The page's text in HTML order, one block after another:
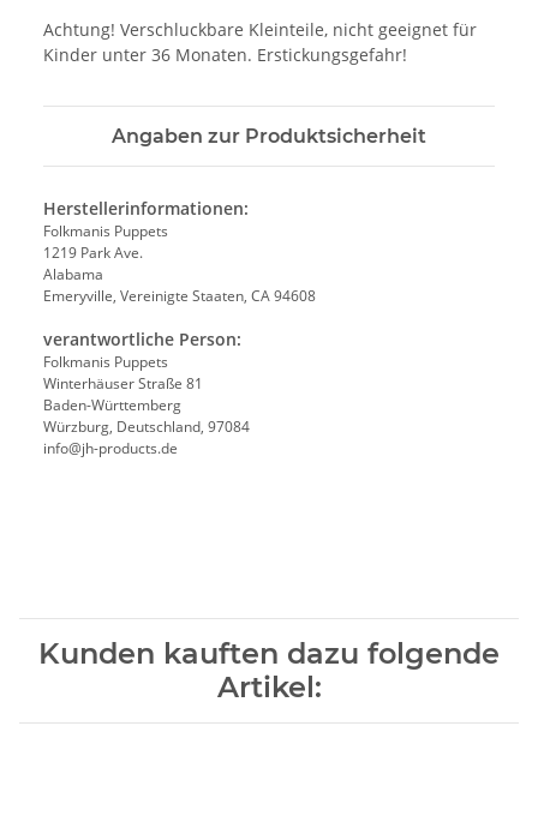
Achtung! Verschluckbare Kleinteile, nicht geeignet für
Kinder unter 36 Monaten. Erstickungsgefahr!
Angaben zur Produktsicherheit
Herstellerinformationen:
Folkmanis Puppets
1219 Park Ave.
Alabama
Emeryville, Vereinigte Staaten, CA 94608
verantwortliche Person:
Folkmanis Puppets
Winterhäuser Straße 81
Baden-Württemberg
Würzburg, Deutschland, 97084
info@jh-products.de
Kunden kauften dazu folgende
Artikel: